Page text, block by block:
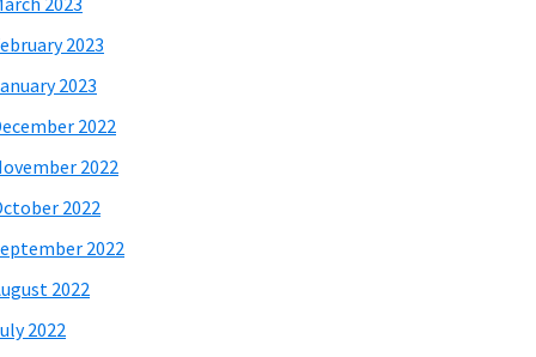
2023
2023
2022
2022
2022
2022
2022
2022